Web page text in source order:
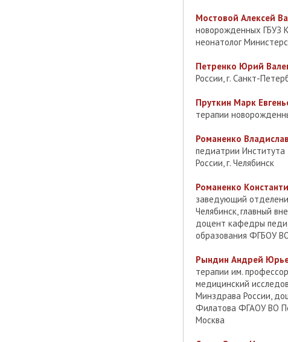
Мостовой Алексей
новорожденных ГБУЗ
неонатолог
Петренко Юрий
России, г. Санкт-
Пруткин Марк
терапии
Романенко
педиатрии
России, г. Челябинск
Романенко
заведующий
Челябинск, главный
доцент кафедры
образования ФГБОУ
Рындин Андрей
терапии им.
медицинский
Минздрава России,
Филатова ФГАОУ ВО
Москва